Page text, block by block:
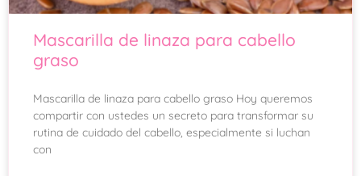
Mascarilla de linaza para cabello
graso
Mascarilla de linaza para cabello graso Hoy queremos
compartir con ustedes un secreto para transformar su
rutina de cuidado del cabello, especialmente si luchan
con